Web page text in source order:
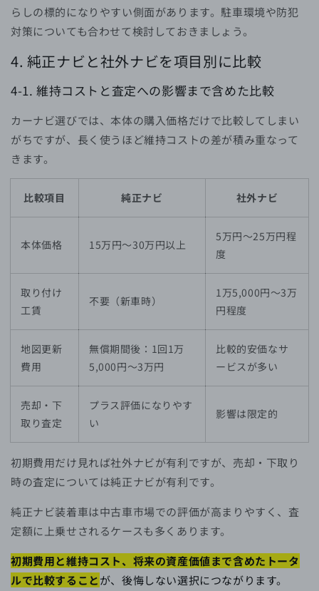
らしの標的になりやすい側面があります。駐車環境や防犯
対策についても合わせて検討しておきましょう。
4. 純正ナビと社外ナビを項目別に比較
4-1. 維持コストと査定への影響まで含めた比較
カーナビ選びでは、本体の購入価格だけで比較してしまい
がちですが、長く使うほど維持コストの差が積み重なって
きます。
比較項目 純正ナビ 社外ナビ
本体価格 15万円〜30万円以上
5万円〜25万円程
度
取り付け
工賃
不要（新車時）
1万5,000円〜3万
円程度
地図更新
費用
無償期間後：1回1万
5,000円〜3万円
比較的安価なサ
ービスが多い
売却・下
取り査定
プラス評価になりやす
い
影響は限定的
初期費用だけ見れば社外ナビが有利ですが、売却・下取り
時の査定については純正ナビが有利です。
純正ナビ装着車は中古車市場での評価が高まりやすく、査
定額に上乗せされるケースも多くあります。
初期費用と維持コスト、将来の資産価値まで含めたトータ
ルで比較することが、後悔しない選択につながります。